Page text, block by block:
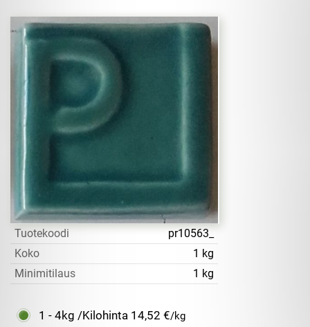
Tuotekoodi
pr10563_
Koko
1 kg
Minimitilaus
1 kg
1 - 4kg /Kilohinta 14,52 €/kg